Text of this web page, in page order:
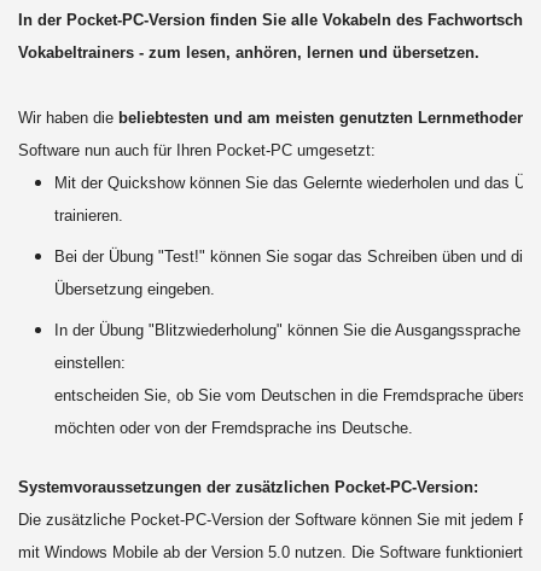
In der Pocket-PC-Version finden Sie alle Vokabeln des
Vokabeltrainers - zum lesen, anhören, lernen und übersetzen.
Wir haben die beliebtesten und am meisten genutzten Lernmethoden
Software nun auch für Ihren Pocket-PC umgesetzt:
Mit der Quickshow können Sie das Gelernte wiederholen und das
trainieren.
Bei der Übung "Test!" können Sie sogar das Schreiben üben und die
Übersetzung eingeben.
In der Übung "Blitzwiederholung" können Sie die Ausgangssprache
einstellen:
entscheiden Sie, ob Sie vom Deutschen in die Fremdsprache
möchten oder von der Fremdsprache ins Deutsche.
Systemvoraussetzungen der zusätzlichen Pocket-PC-Version:
Die zusätzliche Pocket-PC-Version der Software können Sie mit jedem
mit Windows Mobile ab der Version 5.0 nutzen. Die Software funktioniert